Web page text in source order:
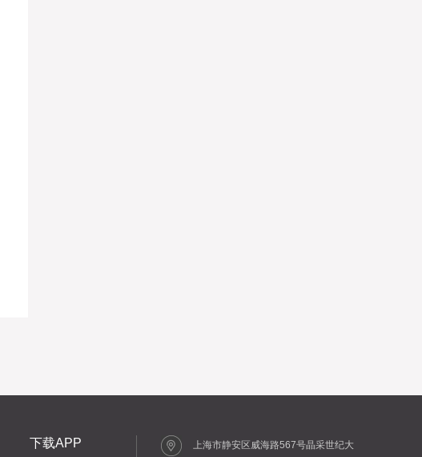
下载APP
上海市静安区威海路567号晶采世纪大